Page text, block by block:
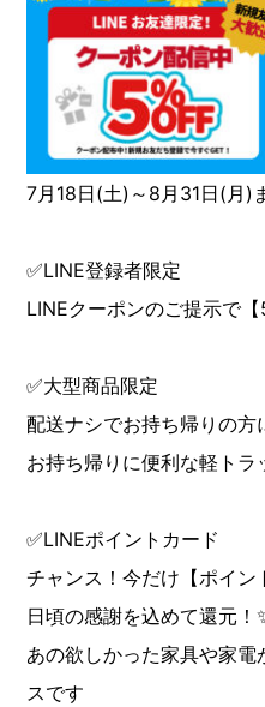
7月18日(土)～8月31日(月)
✅LINE登録者限定
LINEクーポンのご提示で【
✅大型商品限定
配送ナシでお持ち帰りの方
お持ち帰りに便利な軽トラ
✅LINEポイントカード
チャンス！今だけ【ポイン
日頃の感謝を込めて還元！
あの欲しかった家具や家
スです